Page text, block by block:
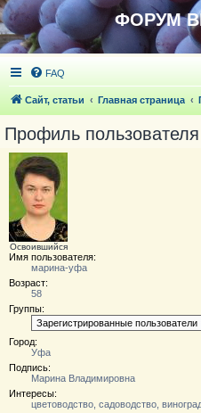
ФОРУМ
FAQ
Сайт, статьи Главная страница
Профиль
Освоившийся
Имя пользователя:
марина-уфа
Возраст:
58
Группы:
Город:
Уфа
Подпись:
Марина Владимировна
Интересы:
цветоводство, садоводство,